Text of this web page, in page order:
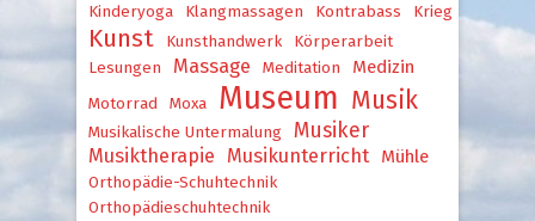
Kinderyoga Klangmassagen Kontrabass Krieg
Kunst Kunsthandwerk
Körperarbeit
Lesungen
Massage Meditation Medizin
Motorrad Moxa Museum Musik
Musikalische Untermalung Musiker
Musiktherapie Musikunterricht Mühle
Orthopädie-Schuhtechnik
Orthopädieschuhtechnik